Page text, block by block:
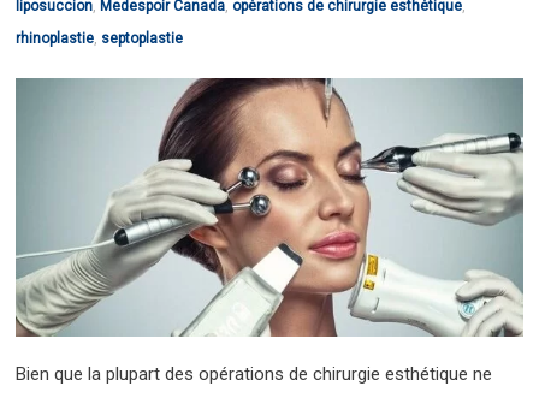
liposuccion, Medespoir Canada, opérations de chirurgie esthétique,
rhinoplastie, septoplastie
Bien que la plupart des opérations de chirurgie esthétique ne